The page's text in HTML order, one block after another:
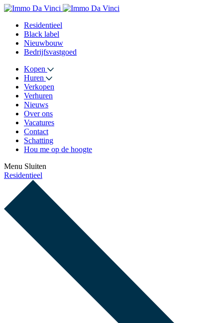
Residentieel
Black label
Nieuwbouw
Bedrijfsvastgoed
Kopen
Huren
Verkopen
Verhuren
Nieuws
Over ons
Vacatures
Contact
Schatting
Hou me op de hoogte
Menu Sluiten
Residentieel